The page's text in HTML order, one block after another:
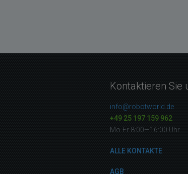
Kontaktieren Sie
info@robotworld.de
+49 25 197 159 962
Mo-Fr 8:00—16:00 Uhr
ALLE KONTAKTE
AGB